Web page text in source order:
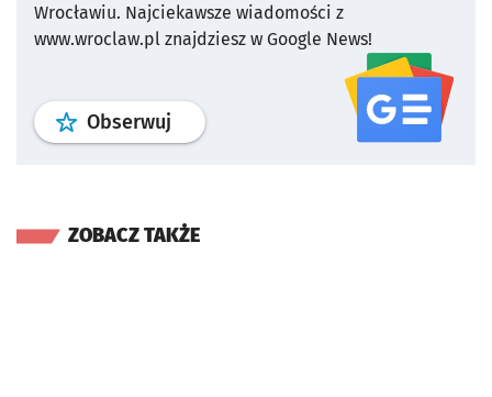
Wrocławiu. Najciekawsze wiadomości z
www.wroclaw.pl znajdziesz w Google News!
Obserwuj profil serwisu
ZOBACZ TAKŻE